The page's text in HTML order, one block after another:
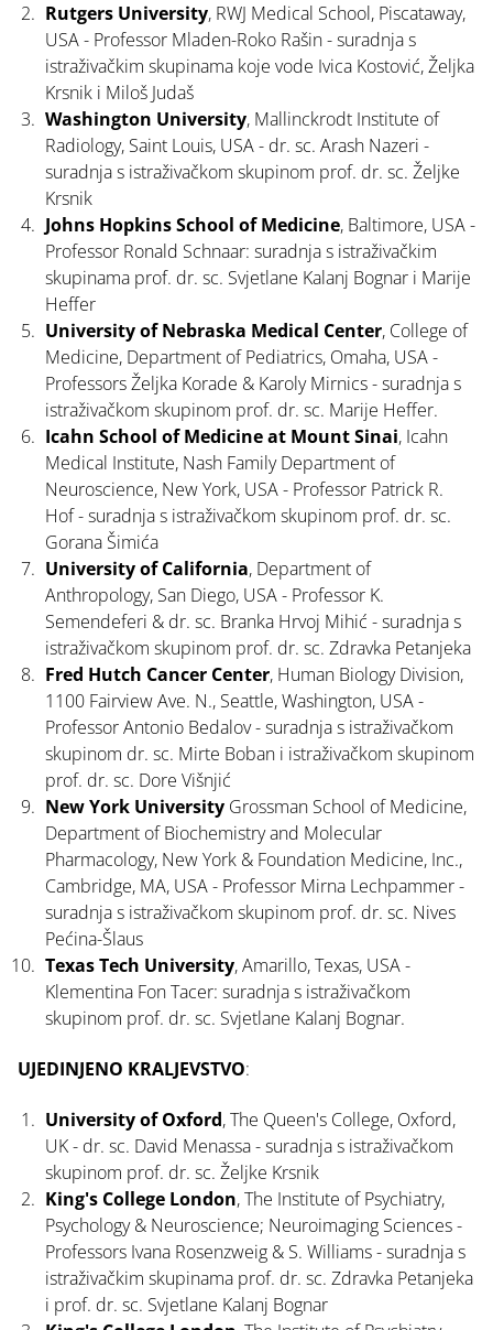
Rutgers University, RWJ Medical School, Piscataway,
USA - Professor Mladen-Roko Rašin - suradnja s
istraživačkim skupinama koje vode Ivica Kostović, Željka
Krsnik i Miloš Judaš
Washington University, Mallinckrodt Institute of
Radiology, Saint Louis, USA - dr. sc. Arash Nazeri -
suradnja s istraživačkom skupinom prof. dr. sc. Željke
Krsnik
Johns Hopkins School of Medicine, Baltimore, USA -
Professor Ronald Schnaar: suradnja s istraživačkim
skupinama prof. dr. sc. Svjetlane Kalanj Bognar i Marije
Heffer
University of Nebraska Medical Center, College of
Medicine, Department of Pediatrics, Omaha, USA -
Professors Željka Korade & Karoly Mirnics - suradnja s
istraživačkom skupinom prof. dr. sc. Marije Heffer.
Icahn School of Medicine at Mount Sinai, Icahn
Medical Institute, Nash Family Department of
Neuroscience, New York, USA - Professor Patrick R.
Hof - suradnja s istraživačkom skupinom prof. dr. sc.
Gorana Šimića
University of California, Department of
Anthropology, San Diego, USA - Professor K.
Semendeferi & dr. sc. Branka Hrvoj Mihić - suradnja s
istraživačkom skupinom prof. dr. sc. Zdravka Petanjeka
Fred Hutch Cancer Center, Human Biology Division,
1100 Fairview Ave. N., Seattle, Washington, USA -
Professor Antonio Bedalov - suradnja s istraživačkom
skupinom dr. sc. Mirte Boban i istraživačkom skupinom
prof. dr. sc. Dore Višnjić
New York University Grossman School of Medicine,
Department of Biochemistry and Molecular
Pharmacology, New York & Foundation Medicine, Inc.,
Cambridge, MA, USA - Professor Mirna Lechpammer -
suradnja s istraživačkom skupinom prof. dr. sc. Nives
Pećina-Šlaus
Texas Tech University, Amarillo, Texas, USA -
Klementina Fon Tacer: suradnja s istraživačkom
skupinom prof. dr. sc. Svjetlane Kalanj Bognar.
UJEDINJENO KRALJEVSTVO:
University of Oxford, The Queen's College, Oxford,
UK - dr. sc. David Menassa - suradnja s istraživačkom
skupinom prof. dr. sc. Željke Krsnik
King's College London, The Institute of Psychiatry,
Psychology & Neuroscience; Neuroimaging Sciences -
Professors Ivana Rosenzweig & S. Williams - suradnja s
istraživačkim skupinama prof. dr. sc. Zdravka Petanjeka
i prof. dr. sc. Svjetlane Kalanj Bognar